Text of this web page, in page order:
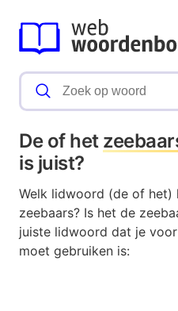
De of het
is juist?
Welk lidwoord (de of
zeebaars? Is het de
juiste lidwoord dat je
moet gebruiken is: